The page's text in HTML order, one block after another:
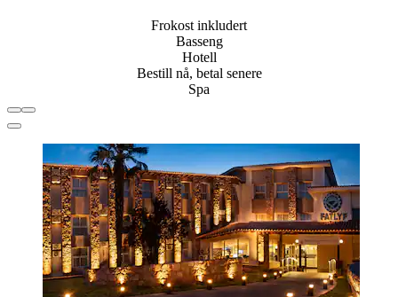
Frokost inkludert
Basseng
Hotell
Bestill nå, betal senere
Spa